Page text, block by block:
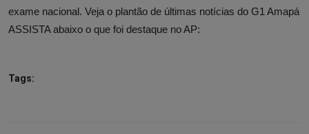
exame nacional. Veja o plantão de últimas notícias do G1 Amapá
ASSISTA abaixo o que foi destaque no AP:
Tags: